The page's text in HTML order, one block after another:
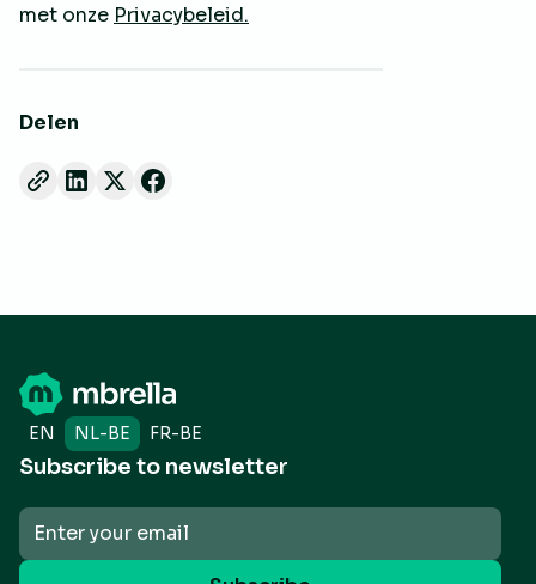
met onze Privacybeleid.
Delen
EN NL-BE FR-BE
Subscribe to newsletter